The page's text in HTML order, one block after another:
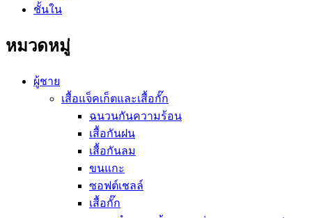
ชั้นใน
หมวดหมู่
ผู้ชาย
เสื้อแจ็คเก็ตและเสื้อกั๊ก
ฉนวนกันความร้อน
เสื้อกันฝน
เสื้อกันลม
ขนแกะ
ซอฟต์เชลล์
เสื้อกั๊ก